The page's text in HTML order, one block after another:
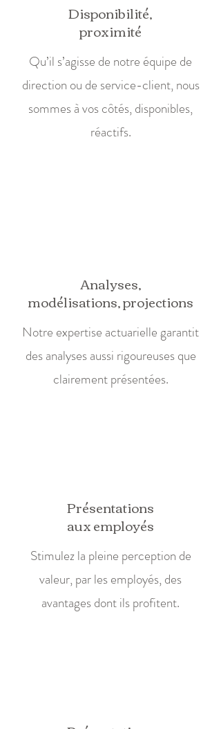
Disponibilité,
proximité
Qu’il s’agisse de notre équipe de
direction ou de service-client, nous
sommes à vos côtés, disponibles,
réactifs.
Analyses,
modélisations, projections
Notre expertise actuarielle garantit
des analyses aussi rigoureuses que
clairement présentées.
Présentations
aux employés
Stimulez la pleine perception de
valeur, par les employés, des
avantages dont ils profitent.